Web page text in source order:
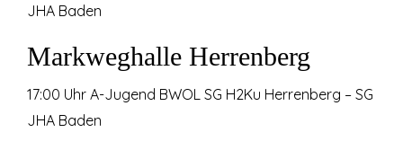
JHA Baden
Markweghalle Herrenberg
17:00 Uhr A-Jugend BWOL SG H2Ku Herrenberg – SG
JHA Baden